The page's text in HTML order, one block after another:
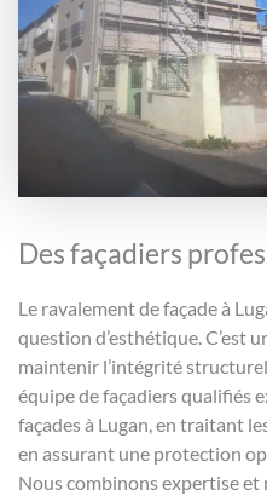
Des façadiers
Le ravalement de façade à
question d’esthétique. C’est
maintenir l’intégrité
équipe de façadiers qualifiés
façades à Lugan, en traitant
en assurant une protection
Nous combinons expertise